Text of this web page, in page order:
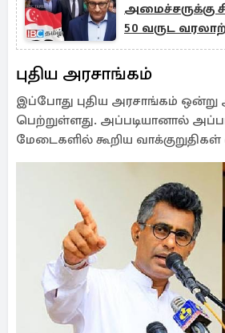
50 வருட
முதல்முறையாக
புதிய அரசாங்கம்
இப்போது புதிய அரசாங்கம்
பெற்றுள்ளது. அப்படியானால்
மேடைகளில் கூறிய